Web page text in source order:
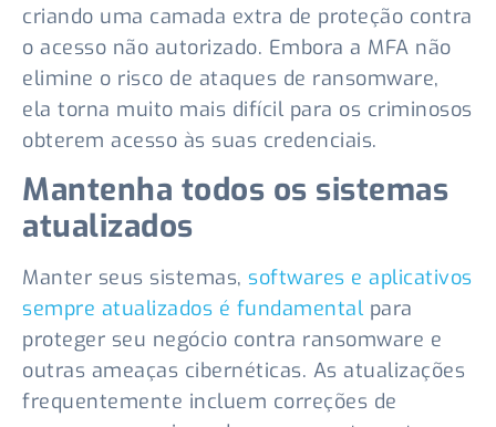
criando uma camada extra de proteção contra
o acesso não autorizado. Embora a MFA não
elimine o risco de ataques de ransomware,
ela torna muito mais difícil para os criminosos
obterem acesso às suas credenciais.
Mantenha todos os sistemas
atualizados
Manter seus sistemas, softwares e aplicativos
sempre atualizados é fundamental para
proteger seu negócio contra ransomware e
outras ameaças cibernéticas. As atualizações
frequentemente incluem correções de